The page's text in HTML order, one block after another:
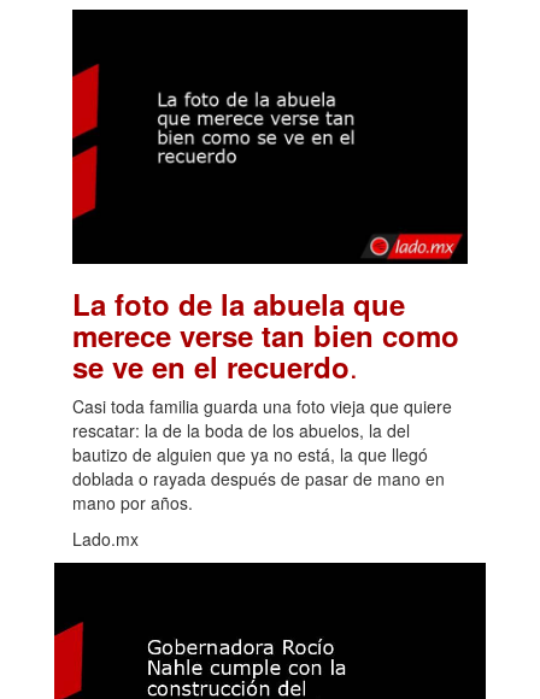
La foto de la abuela que
merece verse tan bien como
se ve en el recuerdo.
Casi toda familia guarda una foto vieja que quiere
rescatar: la de la boda de los abuelos, la del
bautizo de alguien que ya no está, la que llegó
doblada o rayada después de pasar de mano en
mano por años.
Lado.mx